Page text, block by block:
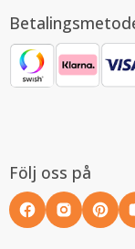
Följ oss på